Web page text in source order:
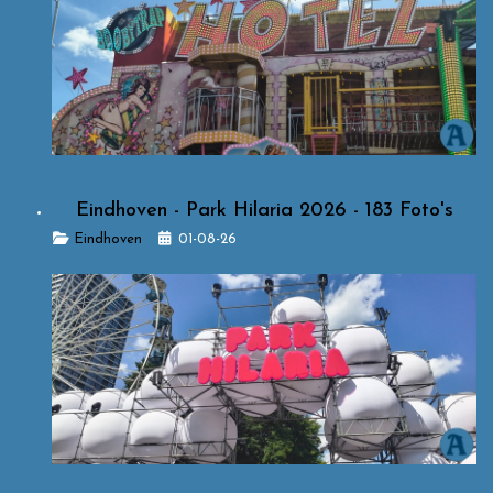
Eindhoven - Park Hilaria 2026 - 183 Foto's
DetailsEindhoven 01-08-26